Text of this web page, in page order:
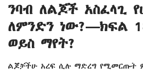
ንባብ ለልጆች አስፈላጊ
ለምንድን ነው?—ክፍል
ወይስ ማየት?
ልጆቻችሁ አረፍ ሲሉ ማድረግ የሚመርጡት